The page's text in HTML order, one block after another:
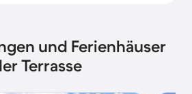
und Ferienhäuser
Terrasse